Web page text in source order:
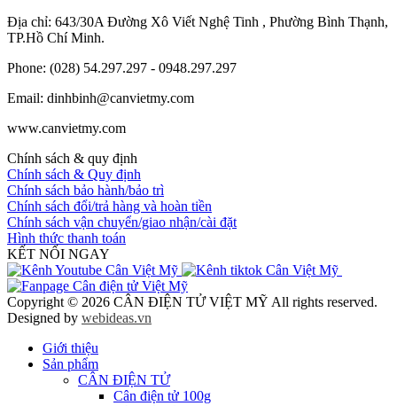
Địa chỉ: 643/30A Đường Xô Viết Nghệ Tinh , Phường Bình Thạnh,
TP.Hồ Chí Minh.
Phone: (028) 54.297.297 - 0948.297.297
Email: dinhbinh@canvietmy.com
www.canvietmy.com
Chính sách & quy định
Chính sách & Quy định
Chính sách bảo hành/bảo trì
Chính sách đổi/trả hàng và hoàn tiền
Chính sách vận chuyển/giao nhận/cài đặt
Hình thức thanh toán
KẾT NỐI NGAY
Copyright © 2026 CÂN ĐIỆN TỬ VIỆT MỸ All rights reserved.
Designed by webideas.vn
Giới thiệu
Sản phẩm
CÂN ĐIỆN TỬ
Cân điện tử 100g